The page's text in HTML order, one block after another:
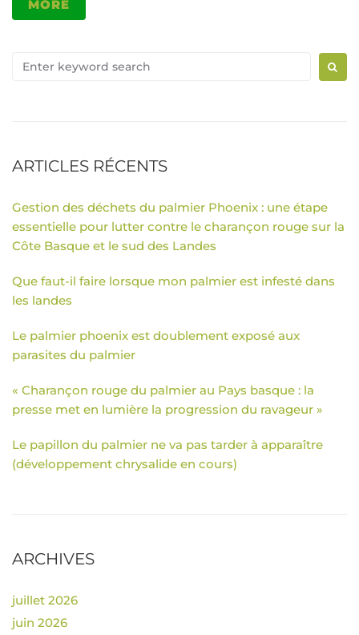
MORE
ARTICLES RÉCENTS
Gestion des déchets du palmier Phoenix : une étape
essentielle pour lutter contre le charançon rouge sur la
Côte Basque et le sud des Landes
Que faut-il faire lorsque mon palmier est infesté dans
les landes
Le palmier phoenix est doublement exposé aux
parasites du palmier
« Charançon rouge du palmier au Pays basque : la
presse met en lumière la progression du ravageur »
Le papillon du palmier ne va pas tarder à apparaître
(développement chrysalide en cours)
ARCHIVES
juillet 2026
juin 2026